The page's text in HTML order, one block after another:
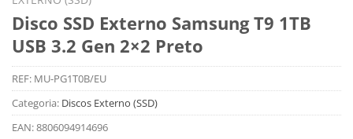
Disco SSD Externo Samsung T9 1TB
USB 3.2 Gen 2×2 Preto
REF: MU-PG1T0B/EU
Categoria: Discos Externo (SSD)
EAN:8806094914696